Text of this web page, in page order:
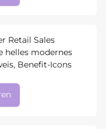
Retail Sales
helles modernes
Benefit-Icons